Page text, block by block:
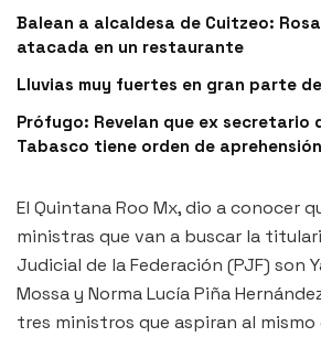
Balean a alcaldesa de Cuitzeo:
atacada en un restaurante
Lluvias muy fuertes en gran parte
Prófugo: Revelan que ex secretario
Tabasco tiene orden de aprehensión
El Quintana Roo Mx, dio a conocer
ministras que van a buscar la
Judicial de la Federación (PJF) son
Mossa y Norma Lucía Piña
tres ministros que aspiran al